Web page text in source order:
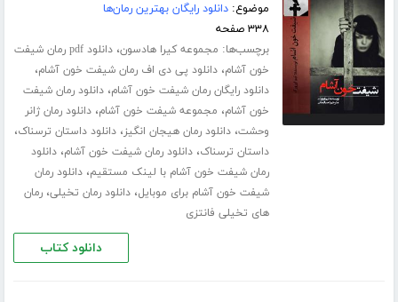
موضوع:دانلود رایگان بهترین رمان‌ها
۳۳۸ صفحه
برچسب‌ها: مجموعه کیرا هادسون،
دانلود pdf رمان شیفت
خون آشام،دانلود پی دی اف رمان شیفت خون آشام،
دانلود رایگان رمان شیفت خون آشام،دانلود رمان شیفت
خون آشام، مجموعه شیفت خون آشام،دانلود رمان ژانر
وحشت،دانلود رمان هیجان انگیز،دانلود داستان ترسناک،
داستان ترسناک،دانلود رمان شیفت خون آشام،دانلود
رمان شیفت خون آشام با لینک مستقیم،دانلود رمان
شیفت خون آشام برای موبایل،دانلود رمان تخیلی،رمان
های تخیلی فانتزی
دانلود کتاب